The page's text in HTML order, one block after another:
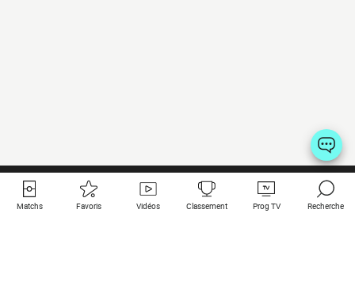
Matchs Favoris Vidéos Classement Prog TV Recherche